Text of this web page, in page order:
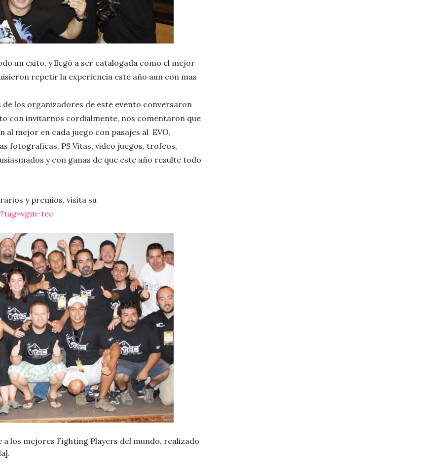
un exito, y llegó a ser catalogada como el mejor
repetir la experiencia este año aun con mas
los organizadores de este evento conversaron
con invitarnos cordialmente, nos comentaron que
al mejor en cada juego con pasajes al EVO,
fotograficas, PS Vitas, video juegos, trofeos,
y con ganas de que este año resulte todo
y premios, visita su
tec
los mejores Fighting Players del mundo, realizado